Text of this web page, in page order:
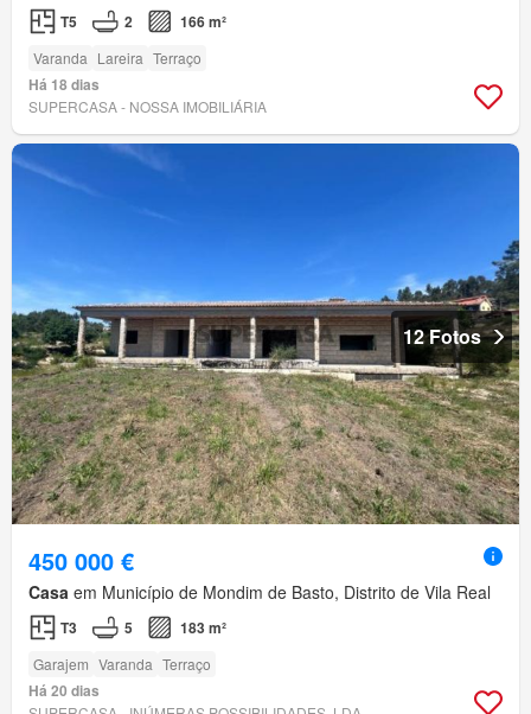
T5 2 166 m²
Varanda Lareira Terraço
Há 18 dias
SUPERCASA - NOSSA IMOBILIÁRIA
12 Fotos
450 000 €
Casa em Município de Mondim de Basto, Distrito de Vila Real
T3 5 183 m²
Garajem Varanda Terraço
Há 20 dias